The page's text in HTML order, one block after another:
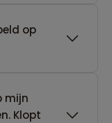
op
mijn
Klopt